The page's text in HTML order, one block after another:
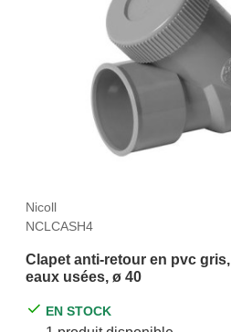
Nicoll
NCLCASH4
Clapet anti-retour en pvc
eaux usées, ø 40
EN STOCK